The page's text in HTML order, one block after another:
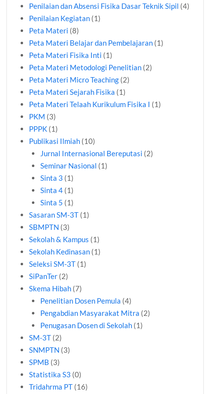
Penilaian dan Absensi Fisika Dasar Teknik Sipil (4)
Penilaian Kegiatan (1)
Peta Materi (8)
Peta Materi Belajar dan Pembelajaran (1)
Peta Materi Fisika Inti (1)
Peta Materi Metodologi Penelitian (2)
Peta Materi Micro Teaching (2)
Peta Materi Sejarah Fisika (1)
Peta Materi Telaah Kurikulum Fisika I (1)
PKM (3)
PPPK (1)
Publikasi Ilmiah (10)
Jurnal Internasional Bereputasi (2)
Seminar Nasional (1)
Sinta 3 (1)
Sinta 4(1)
Sinta 5 (1)
Sasaran SM-3T (1)
SBMPTN (3)
Sekolah & Kampus (1)
Sekolah Kedinasan (1)
Seleksi SM-3T (1)
SiPanTer (2)
Skema Hibah (7)
Penelitian Dosen Pemula (4)
Pengabdian Masyarakat Mitra (2)
Penugasan Dosen di Sekolah(1)
SM-3T (2)
SNMPTN (3)
SPMB (3)
Statistika S3 (0)
Tridahrma PT (16)